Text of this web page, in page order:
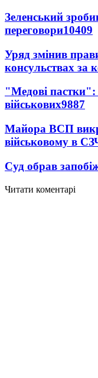
Зеленський
переговори10409
Уряд змінив
консульствах за
"Медові
військових9887
Майора ВСП
військовому в
Суд обрав
Читати коментарі